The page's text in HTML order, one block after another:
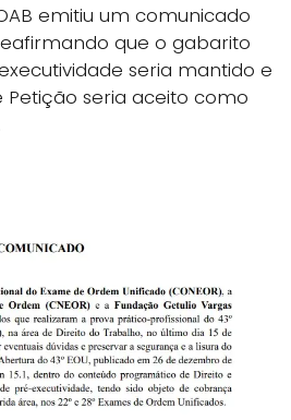
emitiu um comunicado
que o gabarito
seria mantido e
seria aceito como